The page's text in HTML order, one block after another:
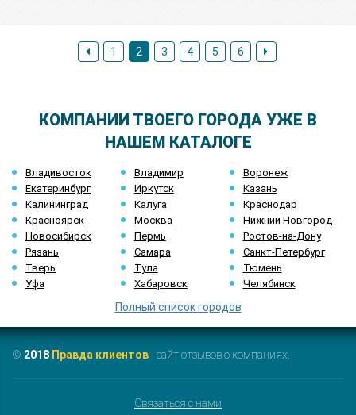
1 2 3 4 5 6
КОМПАНИИ ТВОЕГО ГОРОДА УЖЕ В
НАШЕМ КАТАЛОГЕ
Владивосток Владимир
Воронеж
Екатеринбург
Иркутск
Казань
Калининград
Калуга
Краснодар
Красноярск
Москва
Нижний Новгород
Новосибирск
Пермь
Ростов-на-Дону
Рязань
Самара
Санкт-Петербург
Тверь
Тула
Тюмень
Уфа
Хабаровск Челябинск
Полный список городов
© 2018 Правда клиентов- сайт отзывов о компаниях.
Связаться с нами